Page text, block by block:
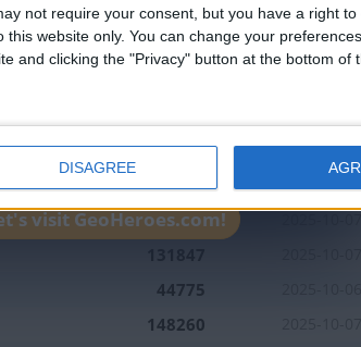
not require your consent, but you have a right to
website only. You can change your
and clicking the "Privacy" button at the bottom of
DISAGREE
4 3
Mejor
resultados
Fecha
144554 2025-10-14
59370
44775
148260
visit GeoHeroes.com!